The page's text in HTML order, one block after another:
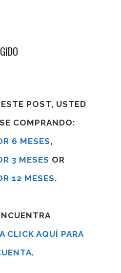
ESTE POST, USTED
COMPRANDO:
6 MESES,
3 MESES OR
12 MESES.
CLICK AQUÍ PARA
.